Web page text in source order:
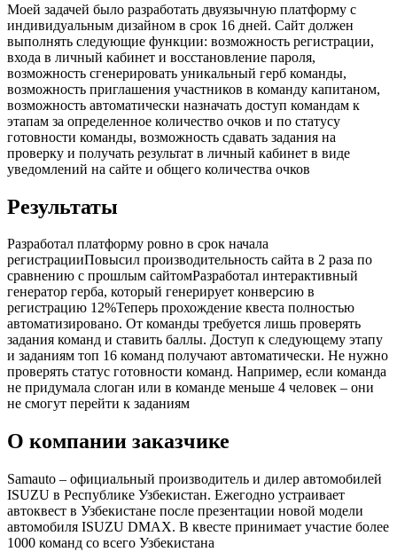
Моей задачей было разработать двуязычную платформу с
индивидуальным дизайном в срок 16 дней. Сайт должен
выполнять следующие функции: возможность регистрации,
входа в личный кабинет и восстановление пароля,
возможность сгенерировать уникальный герб команды,
возможность приглашения участников в команду капитаном,
возможность автоматически назначать доступ командам к
этапам за определенное количество очков и по статусу
готовности команды, возможность сдавать задания на
проверку и получать результат в личный кабинет в виде
уведомлений на сайте и общего количества очков
Результаты
Разработал платформу ровно в срок начала
регистрацииПовысил производительность сайта в 2 раза по
сравнению с прошлым сайтомРазработал интерактивный
генератор герба, который генерирует конверсию в
регистрацию 12%Теперь прохождение квеста полностью
автоматизировано. От команды требуется лишь проверять
задания команд и ставить баллы. Доступ к следующему этапу
и заданиям топ 16 команд получают автоматически. Не нужно
проверять статус готовности команд. Например, если команда
не придумала слоган или в команде меньше 4 человек – они
не смогут перейти к заданиям
О компании заказчике
Samauto – официальный производитель и дилер автомобилей
ISUZU в Республике Узбекистан. Ежегодно устраивает
автоквест в Узбекистане после презентации новой модели
автомобиля ISUZU DMAX. В квесте принимает участие более
1000 команд со всего Узбекистана